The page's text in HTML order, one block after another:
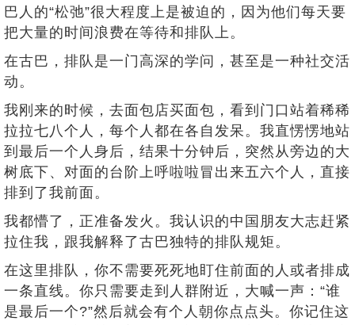
巴人的“松弛”很大程度上是被迫的，因为他们每天要
把大量的时间浪费在等待和排队上。
在古巴，排队是一门高深的学问，甚至是一种社交活
动。
我刚来的时候，去面包店买面包，看到门口站着稀稀
拉拉七八个人，每个人都在各自发呆。我直愣愣地站
到最后一个人身后，结果十分钟后，突然从旁边的大
树底下、对面的台阶上呼啦啦冒出来五六个人，直接
排到了我前面。
我都懵了，正准备发火。我认识的中国朋友大志赶紧
拉住我，跟我解释了古巴独特的排队规矩。
在这里排队，你不需要死死地盯住前面的人或者排成
一条直线。你只需要走到人群附近，大喊一声：“谁
是最后一个?”然后就会有个人朝你点点头。你记住这